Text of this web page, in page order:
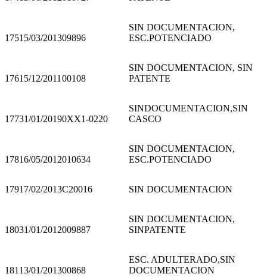
17515/03/201309896
SIN DOCUMENTACION,
ESC.POTENCIADO
17615/12/2011 00108
SIN DOCUMENTACION, SIN
PATENTE
17731/01/20190XX1-0220
SINDOCUMENTACION,SIN
CASCO
17816/05/2012010634
SIN DOCUMENTACION,
ESC.POTENCIADO
17917/02/2013C20016 SIN DOCUMENTACION
18031/01/2012009887
SIN DOCUMENTACION,
SINPATENTE
181 13/01/201300868
ESC. ADULTERADO,SIN
DOCUMENTACION